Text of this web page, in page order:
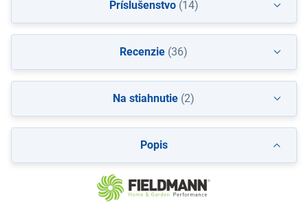
Popis
Príslušenstvo(14)
Recenzie (36)
Na stiahnutie (2)